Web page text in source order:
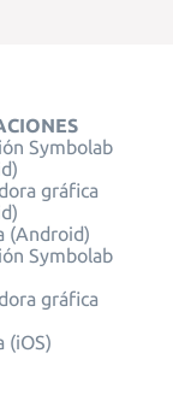
Symbolab
gráfica
(Android)
Symbolab
gráfica
(iOS)